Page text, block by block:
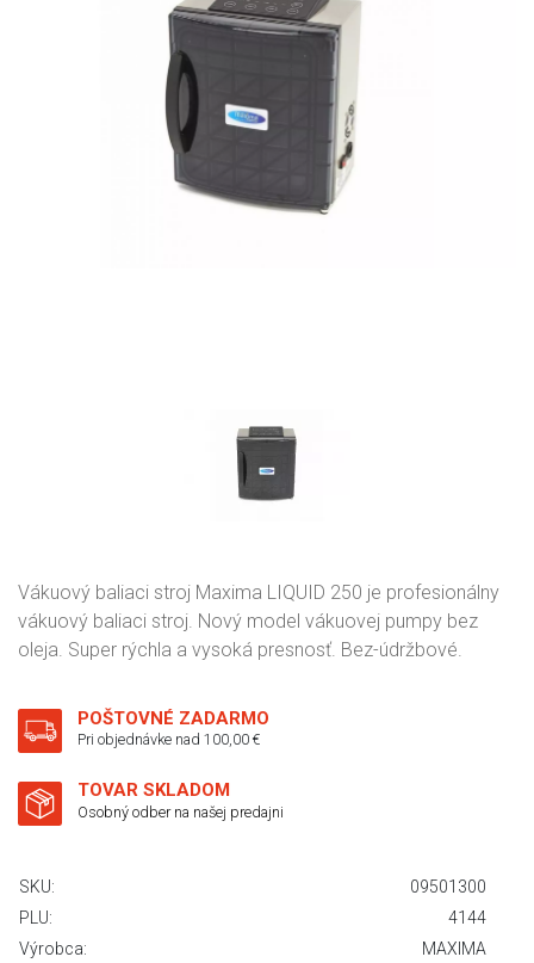
Vákuový baliaci stroj Maxima LIQUID 250 je profesionálny
vákuový baliaci stroj. Nový model vákuovej pumpy bez
oleja. Super rýchla a vysoká presnosť. Bez-údržbové.
POŠTOVNÉ ZADARMO
Pri objednávke nad 100,00 €
TOVAR SKLADOM
Osobný odber na našej predajni
SKU:
09501300
PLU:
4144
Výrobca:
MAXIMA